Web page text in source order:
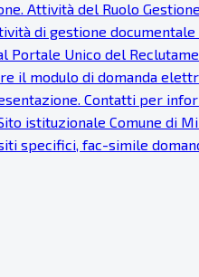
Attività del Ruolo
di gestione
Portale Unico del
il modulo di domanda
Contatti per
istituzionale Comune di
specifici, fac-simile